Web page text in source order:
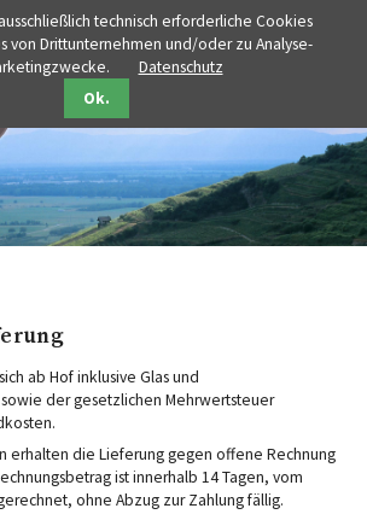
ab Hof inklusive Glas und
der gesetzlichen Mehrwertsteuer
erhalten die Lieferung gegen offene Rechnung
ist innerhalb 14 Tagen, vom
ohne Abzug zur Zahlung fällig.
technisch erforderliche Cookies
von Drittunternehmen und/oder zu Analyse-
Datenschutz
Ok.